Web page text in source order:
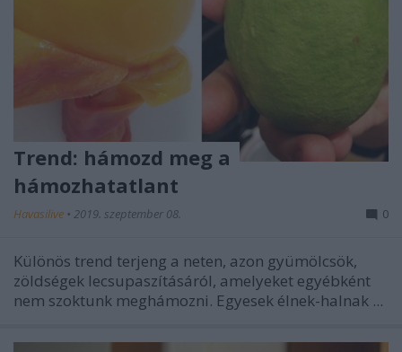
Trend: hámozd meg a
hámozhatatlant
Havasilive • 2019. szeptember 08. 0
Különös trend terjeng a neten, azon gyümölcsök,
zöldségek lecsupaszításáról, amelyeket egyébként
nem szoktunk meghámozni. Egyesek élnek-halnak ...